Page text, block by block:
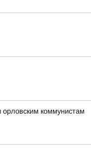
коммунистам